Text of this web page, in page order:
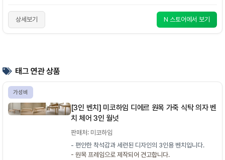
상세보기 N 스토어에서 보기
태그 연관 상품
가성비
[3인 벤치] 미코하임 디에르 원목 가죽 식탁 의자 벤
치 체어 3인 월넛
판매처: 미코하임
- 편안한 착석감과 세련된 디자인의 3인용 벤치입니다.
- 원목 프레임으로 제작되어 견고합니다.